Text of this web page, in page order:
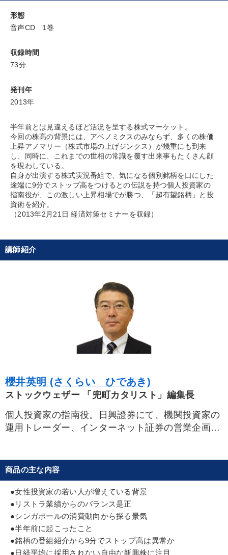
【6月】音声・映像
【最新刊】精神科医・和田秀樹の「老いない力」＋健康な社長と
改善・生産性向上
会社のパフォーマンスを高める講話
目的別
社員研修を行いたい 経営体系を学びたい
財務・数字力の向上 販売力を強化したい
後継者に聞かせたい 新事業・新商品づくり
労務問題・人事対策 早分かり
両利きの経営
※「更新」を押すと「カテゴリー」「目的別」「キーワード」を更新いただけます。
local_offer タグから探す
すべての音声・動画（全2077タイトル）からお探しいただけます
タグ・キーワード
ドラッカー
テレビ・ネットで話題 思考法 経営計画
ブランディング 会社数字を学ぶ 生産性向上
稲盛和夫 営業 投資 株式市場 運勢・先見
形態
音声CD 1巻
収録時間
73分
発刊年
2013年
半年前とは見違えるほど活況を呈する株式マーケット。
今回の株高の背景には、アベノミクスのみならず、多くの株価
上昇アノマリー（株式市場の上げジンクス）が幾重にも到来
し、同時に、これまでの世相の常識を覆す出来事もたくさん顔
を現わしている。
自身が出演する株式実況番組で、気になる個別銘柄を口にした
途端に9分でストップ高をつけるとの伝説を持つ個人投資家の
指南役が、この激しい上昇相場でが勝つ、「超有望銘柄」と投
資術を紹介。
（2013年2月21日 経済対策セミナーを収録）
講師紹介
櫻井英明 (さくらい ひであき)
ストックウェザー 「兜町カタリスト」編集長
個人投資家の指南役。日興證券にて、機関投資家の
運用トレーダー、インターネット証券の営業企画兼
ラジオNIKKEIで毎週木曜引け後の「櫻井英明の投
資知識研究所」、東証取引所内特別ブースから火曜
前場と水曜後場にLIVE中継する「東
京マーケットワイド」に出演中。また、専門月刊誌
「株式にっぽん」や、ビジネスマン向け夕刊紙「日
刊ゲンダイ」にてコラムを連載中。
商品の主な内容
●女性投資家の若い人が増えている背景
●リストラ業績からのバランス是正
●シンガポールの消費動向から探る景気
●半年前に起こったこと
●銘柄の番組紹介から9分でストップ高は異常か
●日経平均に採用されない自由な新興株に注目